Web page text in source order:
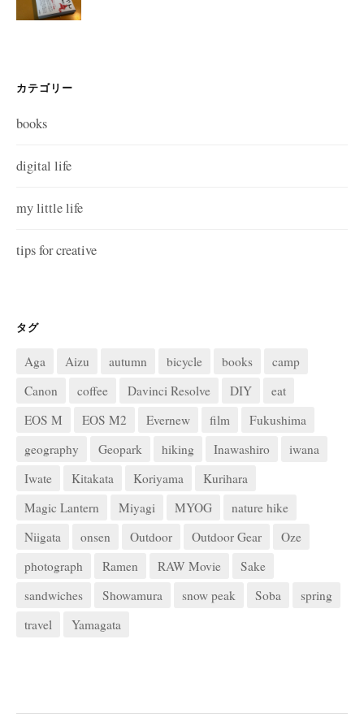
カテゴリー
books
digital life
my little life
tips for creative
タグ
Aga Aizu autumn bicycle books
camp
Canon
coffee Davinci Resolve DIY
eat
EOS M
EOS M2 Evernew film
Fukushima
geography
Geopark hiking Inawashiro
iwana
Iwate
Kitakata Koriyama
Kurihara
Magic Lantern
Miyagi MYOG
nature hike
Niigata
onsen Outdoor Outdoor Gear
Oze
photograph
Ramen RAW Movie
Sake
sandwiches
Showamura snow peak Soba
spring
travel
Yamagata